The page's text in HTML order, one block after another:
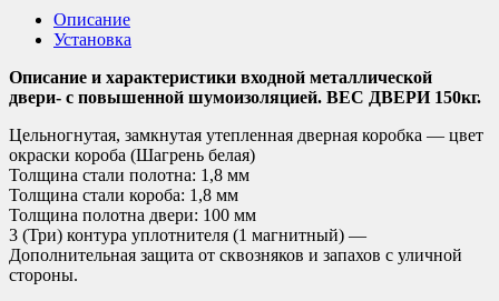
Описание
Установка
Описание и характеристики входной металлической
двери- с повышенной шумоизоляцией. ВЕС ДВЕРИ 150кг.
Цельногнутая, замкнутая утепленная дверная коробка — цвет
окраски короба (Шагрень белая)
Толщина стали полотна: 1,8 мм
Толщина стали короба: 1,8 мм
Толщина полотна двери: 100 мм
3 (Три) контура уплотнителя (1 магнитный) —
Дополнительная защита от сквозняков и запахов с уличной
стороны.